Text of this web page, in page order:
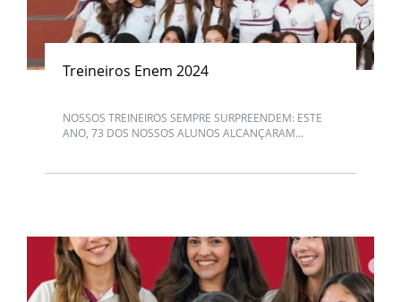
Treineiros Enem 2024
NOSSOS TREINEIROS SEMPRE SURPREENDEM: ESTE
ANO, 73 DOS NOSSOS ALUNOS ALCANÇARAM...